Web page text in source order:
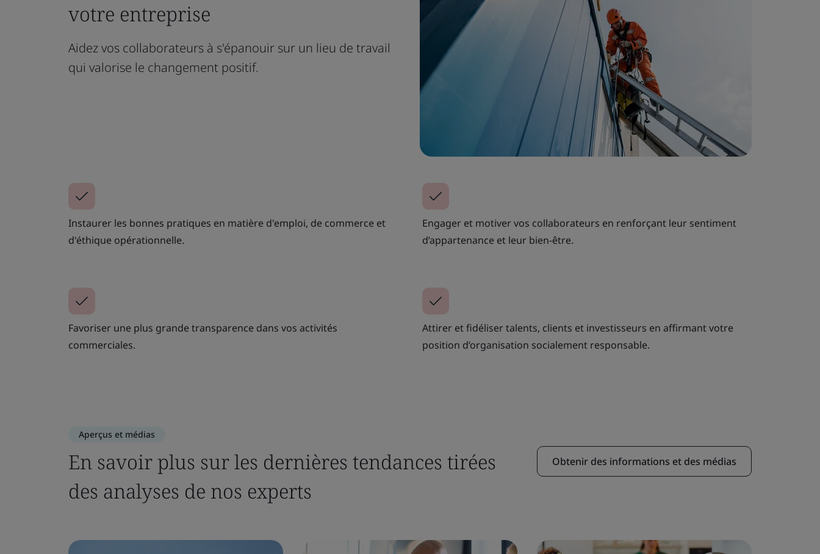
votre entreprise
Aidez vos collaborateurs à s'épanouir sur un lieu de travail
qui valorise le changement positif.
Instaurer les bonnes pratiques en matière d'emploi, de commerce et
d'éthique opérationnelle.
Engager et motiver vos collaborateurs en renforçant leur sentiment
d’appartenance et leur bien-être.
Favoriser une plus grande transparence dans vos activités
commerciales.
Attirer et fidéliser talents, clients et investisseurs en affirmant votre
position d’organisation socialement responsable.
Aperçus et médias
En savoir plus sur les dernières tendances tirées
des analyses de nos experts
Obtenir des informations et des médias